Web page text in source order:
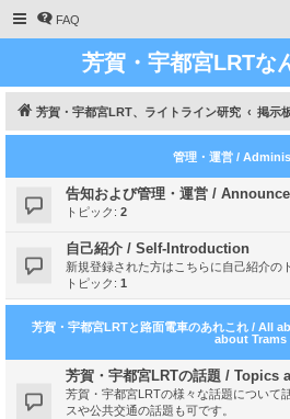
FAQ
芳賀・宇都宮LRTな
芳賀・宇都宮LRT、ライトライン研究 掲示
管理・運営 /
告知および管理・運営 /
トピック: 2
自己紹介 / Self-Introduction
新規登録された方はこちらに自己紹介の
トピック: 1
芳賀・宇都宮LRTと路面電車のあれこれ / All
about Trams
芳賀・宇都宮LRTの話題 / Topics
芳賀・宇都宮LRTの様々な話題について
スや公共交通の話題も可です。